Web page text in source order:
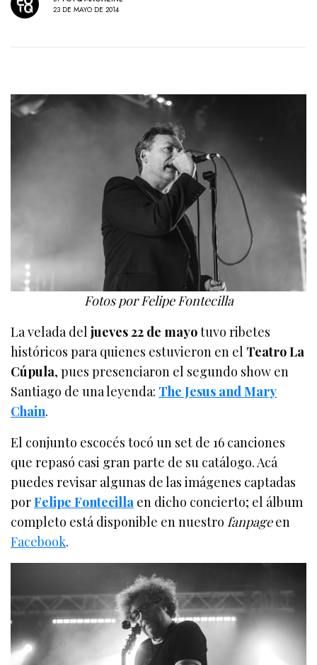
23 DE MAYO DE 2014
Fotos por Felipe Fontecilla
La velada deljueves 22 de mayotuvo ribetes
históricos para quienes estuvieron en el Teatro La
Cúpula, pues presenciaron el segundo show en
Santiago de una leyenda: The Jesus and Mary
Chain.
El conjunto escocés tocó un set de 16 canciones
que repasó casi gran parte de su catálogo. Acá
puedes revisar algunas de las imágenes captadas
porFelipe Fontecilla en dicho concierto; el álbum
completo está disponible en nuestrofanpageen
Facebook.